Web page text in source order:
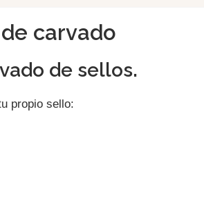
carvado
de sellos.
propio sello: